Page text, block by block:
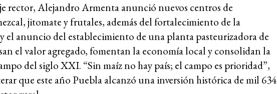
rector, Alejandro Armenta anunció nuevos centros de
jitomate y frutales, además del fortalecimiento de la
el anuncio del establecimiento de una planta pasteurizadora de
el valor agregado, fomentan la economía local y consolidan la
del siglo XXI. “Sin maíz no hay país; el campo es prioridad”,
que este año Puebla alcanzó una inversión histórica de mil 634